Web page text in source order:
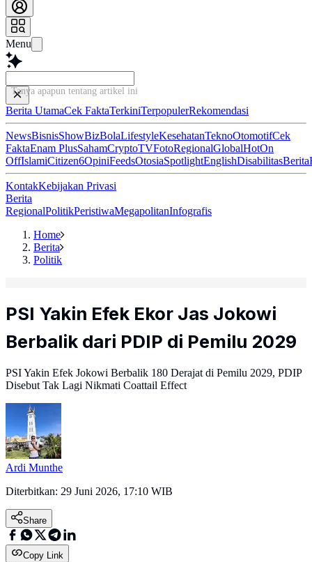
Menu
Tanya apapun tentang artikel ini...
Berita UtamaCek FaktaTerkiniTerpopulerRekomendasi
NewsBisnisShowBizBolaLifestyleKesehatanTeknoOtomotifCek
FaktaEnam PlusSahamCryptoTVFotoRegionalGlobalHotOn
OffIslamiCitizen6OpiniFeedsOtosiaSpotlightEnglishDisabilitasBerita
KontakKebijakan Privasi
Berita
RegionalPolitikPeristiwaMegapolitanInfografis
Home
Berita
Politik
PSI Yakin Efek Ekor Jas Jokowi
Berbalik dari PDIP di Pemilu 2029
PSI Yakin Efek Jokowi Berbalik 180 Derajat di Pemilu 2029, PDIP
Disebut Tak Lagi Nikmati Coattail Effect
Ardi Munthe
Diterbitkan: 29 Juni 2026, 17:10 WIB
Share
Copy Link